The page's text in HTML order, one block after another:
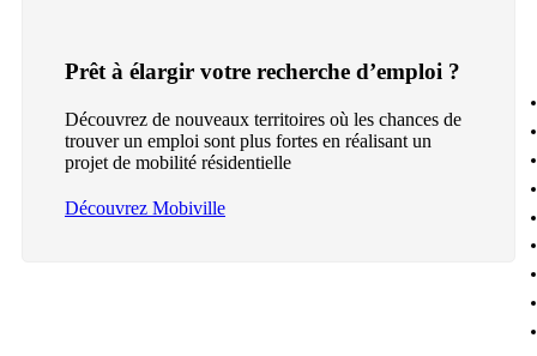
Prêt à élargir votre recherche d’emploi ?
Découvrez de nouveaux territoires où les chances de
trouver un emploi sont plus fortes en réalisant un
projet de mobilité résidentielle
Découvrez Mobiville